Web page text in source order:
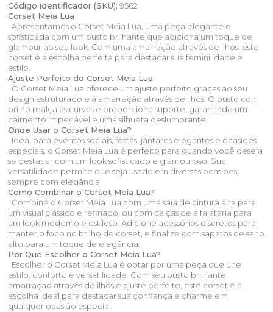
Código identificador (SKU): 9562
Corset Meia Lua
Apresentamos o Corset Meia Lua, uma peça elegante e
sofisticada com um busto brilhante que adiciona um toque de
glamour ao seu look. Com uma amarração através de ilhós, este
corset é a escolha perfeita para destacar sua feminilidade e
estilo.
Ajuste Perfeito do Corset Meia Lua
O Corset Meia Lua oferece um ajuste perfeito graças ao seu
design estruturado e à amarração através de ilhós. O busto com
brilho realça as curvas e proporciona suporte, garantindo um
caimento impecável e uma silhueta deslumbrante.
Onde Usar o Corset Meia Lua?
Ideal para eventos sociais, festas, jantares elegantes e ocasiões
especiais, o Corset Meia Lua é perfeito para quando você deseja
se destacar com um look sofisticado e glamouroso. Sua
versatilidade permite que seja usado em diversas ocasiões,
sempre com elegância.
Como Combinar o Corset Meia Lua?
Combine o Corset Meia Lua com uma saia de cintura alta para
um visual clássico e refinado, ou com calças de alfaiataria para
um look moderno e estiloso. Adicione acessórios discretos para
manter o foco no brilho do corset, e finalize com sapatos de salto
alto para um toque de elegância.
Por Que Escolher o Corset Meia Lua?
Escolher o Corset Meia Lua é optar por uma peça que une
estilo, conforto e versatilidade. Com seu busto brilhante,
amarração através de ilhós e ajuste perfeito, este corset é a
escolha ideal para destacar sua confiança e charme em
qualquer ocasião especial.